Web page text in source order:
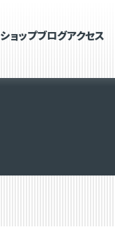
ショップブログアクセス